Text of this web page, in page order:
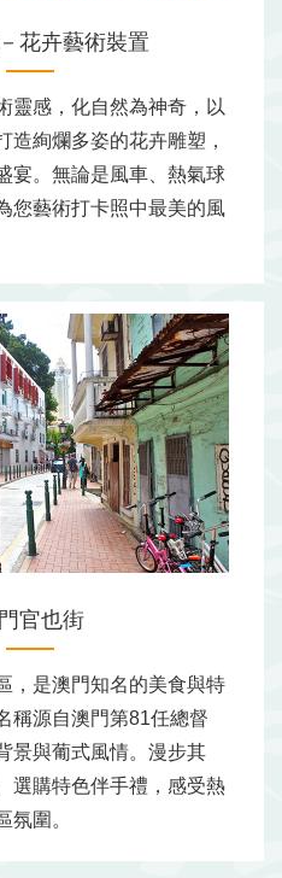
花卉藝術裝置
靈感，化自然為神奇，以
造絢爛多姿的花卉雕塑，
宴。無論是風車、熱氣球
您藝術打卡照中最美的風
官也街
，是澳門知名的美食與特
稱源自澳門第81任總督
景與葡式風情。漫步其
選購特色伴手禮，感受熱
氛圍。